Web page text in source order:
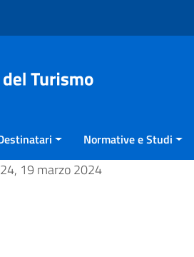
Normative e Studi